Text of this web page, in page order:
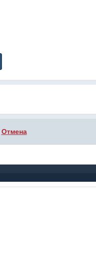
Отмена